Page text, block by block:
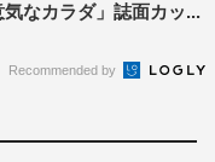
気なカラダ」誌面カッ...
Recommended by